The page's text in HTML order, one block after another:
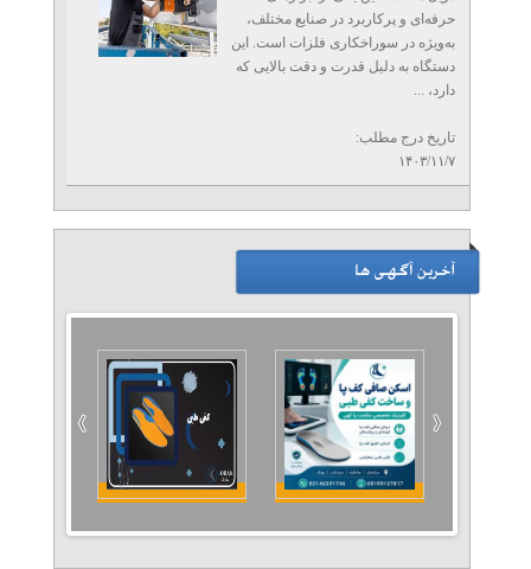
تهران ماشین ابزار
تلفن: ۴۳۰۰۰۸۸۸
نیروسنج کششی فشاری|
نیروسنج عقربه ای
میلاد جم
تلفن: ۰۹۳۳۴۱۴۵۲۱۶
نیروسنج| نیروسنج کششی
میلاد جم
ضخامت سنج رنگ و پوشش|
میکرون متر
میلاد جم
تلفن: ۰۹۳۳۴۱۴۵۲۱۶
حرفه‌ای و پرکاربرد در صنایع مختلف،
به‌ویژه در سوراخکاری فلزات است. این
دستگاه به دلیل قدرت و دقت بالایی که
دارد، ...
تاریخ درج مطلب:
۱۴۰۳/۱۱/۷